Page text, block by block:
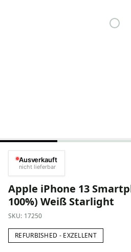
Ausverkauft
nicht lieferbar
Apple iPhone 13
100%) Weiß Starlight
SKU: 17250
REFURBISHED - EXZELLENT